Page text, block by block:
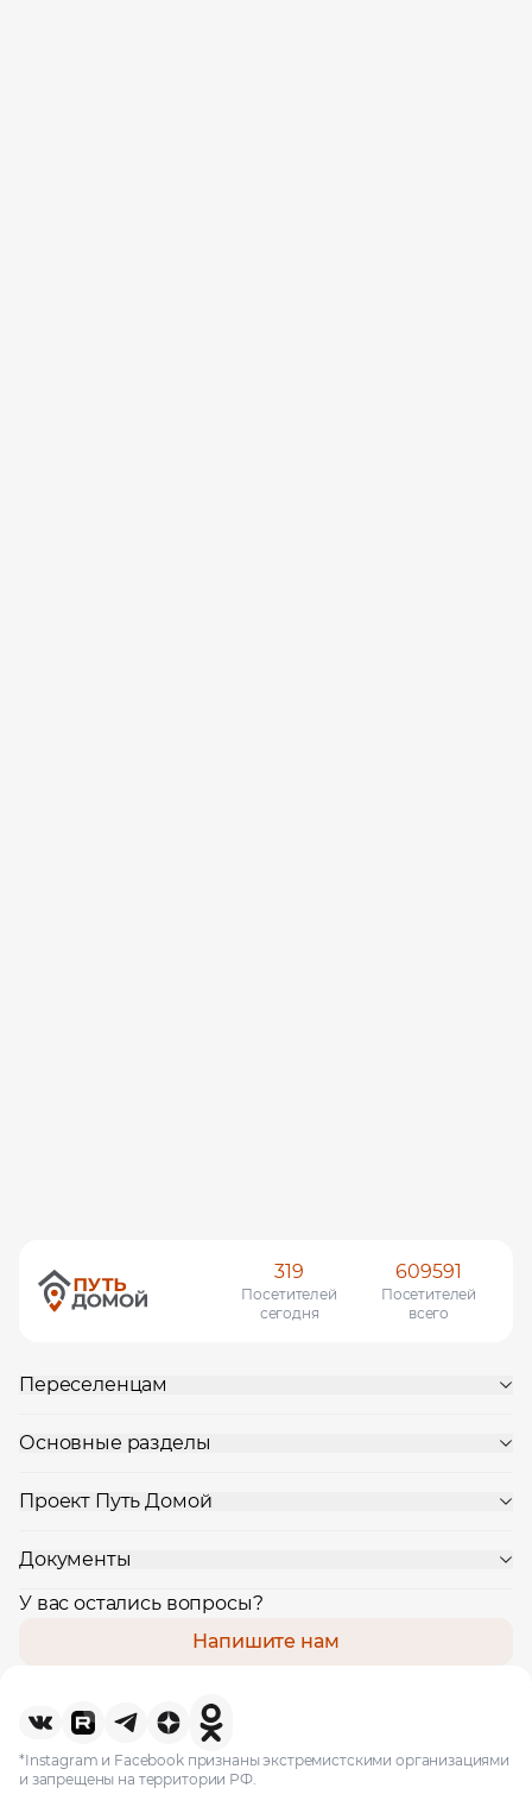
319
Посетителей
сегодня
609591
Посетителей
всего
Переселенцам
Основные разделы
Проект Путь Домой
Документы
У вас остались вопросы?
Напишите нам
*Instagram и Facebook признаны экстремистскими организациями
и запрещены на территории РФ.